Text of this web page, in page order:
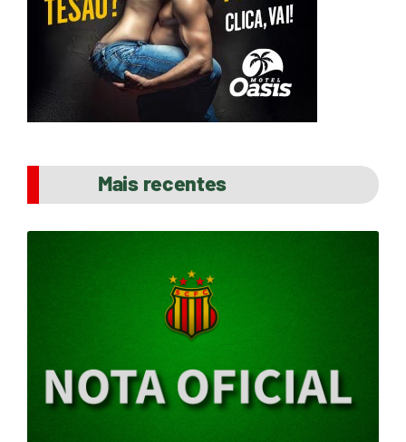
Mais recentes